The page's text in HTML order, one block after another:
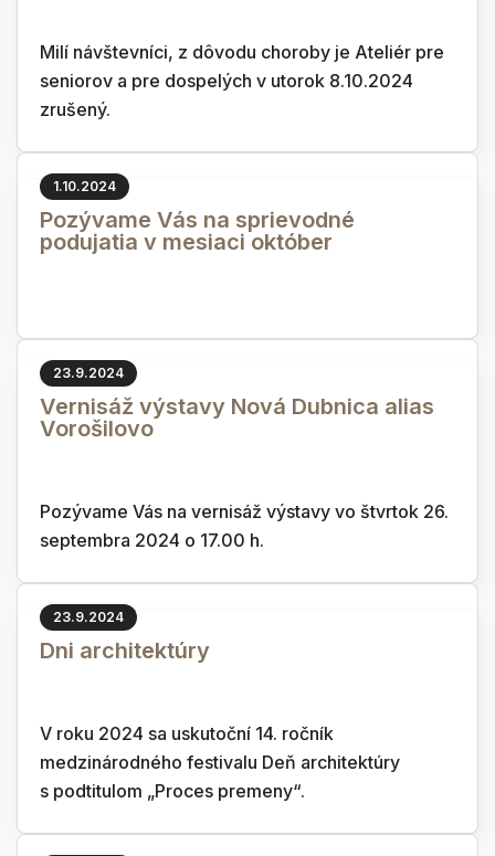
Milí návštevníci, z dôvodu choroby je Ateliér pre
seniorov a pre dospelých v utorok 8.10.2024
zrušený.
1.10.2024
Pozývame Vás na sprievodné
podujatia v mesiaci október
23.9.2024
Vernisáž výstavy Nová Dubnica alias
Vorošilovo
Pozývame Vás na vernisáž výstavy vo štvrtok 26.
septembra 2024 o 17.00 h.
23.9.2024
Dni architektúry
V roku 2024 sa uskutoční 14. ročník
medzinárodného festivalu Deň architektúry
s podtitulom „Proces premeny“.